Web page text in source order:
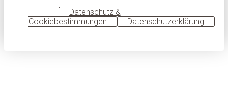
Datenschutz &
Cookiebestimmungen
Datenschutzerklärung